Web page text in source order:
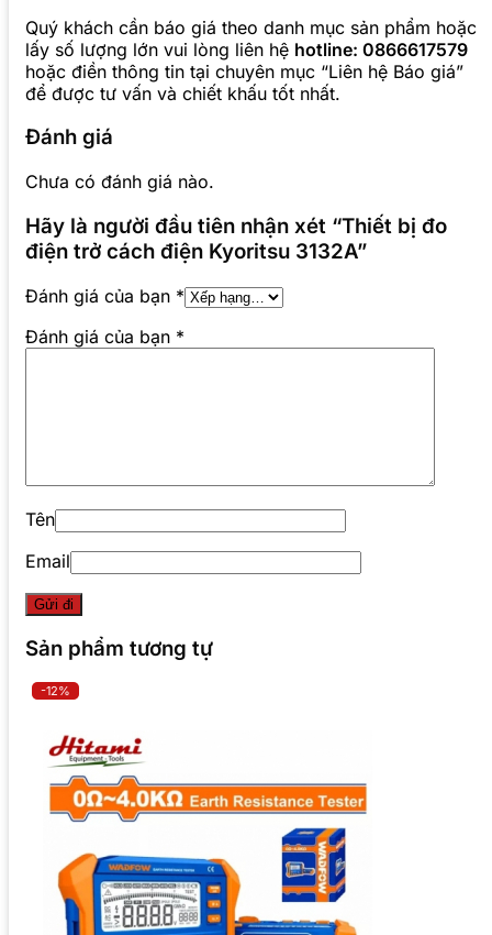
Quý khách cần báo giá theo danh mục sản phẩm hoặc
lấy số lượng lớn vui lòng liên hệ hotline: 0866617579
hoặc điền thông tin tại chuyên mục “Liên hệ Báo giá”
để được tư vấn và chiết khấu tốt nhất.
Đánh giá
Chưa có đánh giá nào.
Hãy là người đầu tiên nhận xét “Thiết bị đo
điện trở cách điện Kyoritsu 3132A”
Đánh giá của bạn *
Đánh giá của bạn *
Tên
Email
Sản phẩm tương tự
-12%